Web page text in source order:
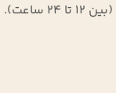
ساعت).